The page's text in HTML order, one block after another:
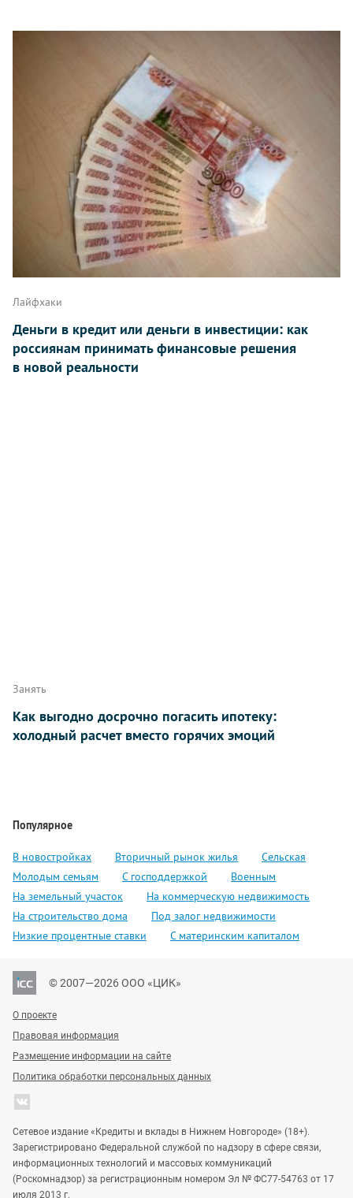
Лайфхаки
Деньги в кредит или деньги в инвестиции: как
россиянам принимать финансовые решения
в новой реальности
Занять
Как выгодно досрочно погасить ипотеку:
холодный расчет вместо горячих эмоций
Популярное
В новостройках Вторичный рынок жилья
Сельская
Молодым семьям
С господдержкой
Военным
На земельный участок
На коммерческую недвижимость
На строительство дома
Под залог недвижимости
Низкие процентные ставки
С материнским капиталом
© 2007—2026 ООО «ЦИК»
О проекте
Правовая информация
Размещение информации на сайте
Политика обработки персональных данных
Сетевое издание «Кредиты и вклады в Нижнем Новгороде» (18+).
Зарегистрировано Федеральной службой по надзору в сфере связи,
информационных технологий и массовых коммуникаций
(Роскомнадзор) за регистрационным номером Эл № ФС77-54763 от 17
июля 2013 г.